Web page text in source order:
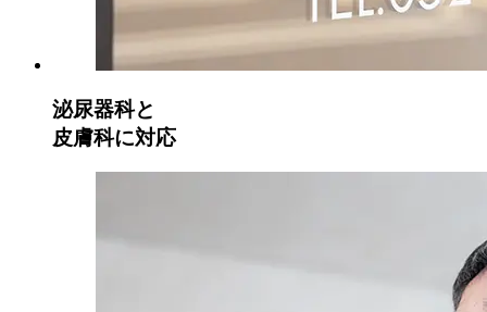
泌尿器科と
皮膚科に対応